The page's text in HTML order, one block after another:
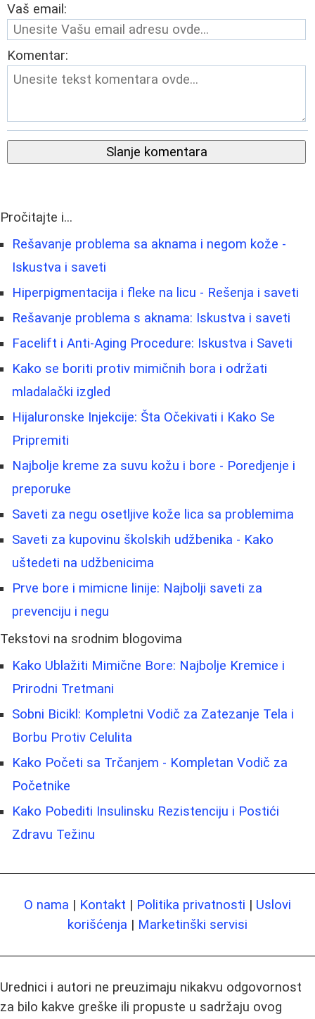
Vaš email:
Komentar:
Slanje komentara
Pročitajte i...
Rešavanje problema sa aknama i negom kože -
Iskustva i saveti
Hiperpigmentacija i fleke na licu - Rešenja i saveti
Rešavanje problema s aknama: Iskustva i saveti
Facelift i Anti-Aging Procedure: Iskustva i Saveti
Kako se boriti protiv mimičnih bora i održati
mladalački izgled
Hijaluronske Injekcije: Šta Očekivati i Kako Se
Pripremiti
Najbolje kreme za suvu kožu i bore - Poredjenje i
preporuke
Saveti za negu osetljive kože lica sa problemima
Saveti za kupovinu školskih udžbenika - Kako
uštedeti na udžbenicima
Prve bore i mimicne linije: Najbolji saveti za
prevenciju i negu
Tekstovi na srodnim blogovima
Kako Ublažiti Mimične Bore: Najbolje Kremice i
Prirodni Tretmani
Sobni Bicikl: Kompletni Vodič za Zatezanje Tela i
Borbu Protiv Celulita
Kako Početi sa Trčanjem - Kompletan Vodič za
Početnike
Kako Pobediti Insulinsku Rezistenciju i Postići
Zdravu Težinu
O nama | Kontakt | Politika privatnosti | Uslovi
korišćenja | Marketinški servisi
Urednici i autori ne preuzimaju nikakvu odgovornost
za bilo kakve greške ili propuste u sadržaju ovog